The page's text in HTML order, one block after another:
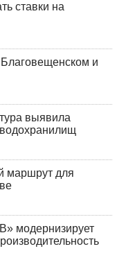
ставки на
и
выявила
маршрут для
модернизирует